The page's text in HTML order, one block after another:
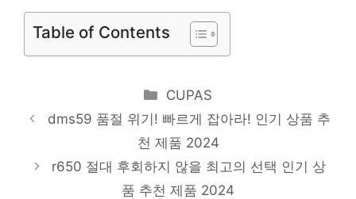
제품 2024
dell7910
추천 제품 2024
리눅스서버
제품 2024
Table of Contents
Categories
CUPAS
dms59 품절 위기! 빠르게 잡아라! 인기 상품 추
천 제품 2024
r650 절대 후회하지 않을 최고의 선택 인기 상
품 추천 제품 2024